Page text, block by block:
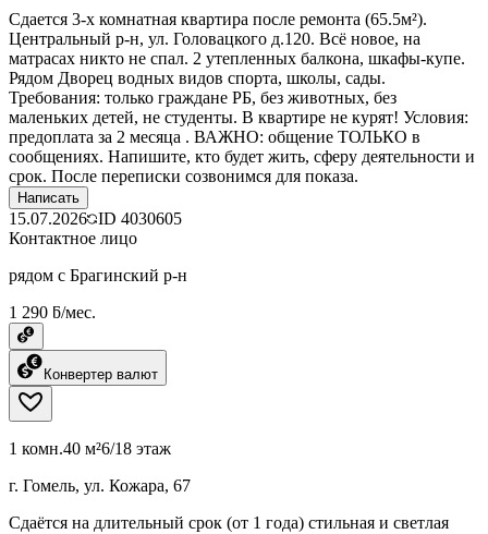
Сдается 3-х комнатная квартира после ремонта (65.5м²).
Центральный р-н, ул. Головацкого д.120. Всё новое, на
матрасах никто не спал. 2 утепленных балкона, шкафы-купе.
Рядом Дворец водных видов спорта, школы, сады. ​
Требования: только граждане РБ, без животных, без
маленьких детей, не студенты. В квартире не курят! ​Условия:
предоплата за 2 месяца . ​ВАЖНО: общение ТОЛЬКО в
сообщениях. Напишите, кто будет жить, сферу деятельности и
срок. После переписки созвонимся для показа.
Написать
15.07.2026 ID 4030605
Контактное лицо
рядом с Брагинский р-н
1 290 ƃ/мес.
Конвертер валют
1 комн.40 м²6/18 этаж
г. Гомель, ул. Кожара, 67
Сдаётся на длительный срок (от 1 года) стильная и светлая